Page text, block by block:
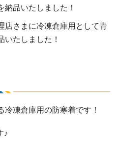
納品いたしました！
店さまに冷凍倉庫用として青
いたしました！
凍倉庫用の防寒着です！
♪